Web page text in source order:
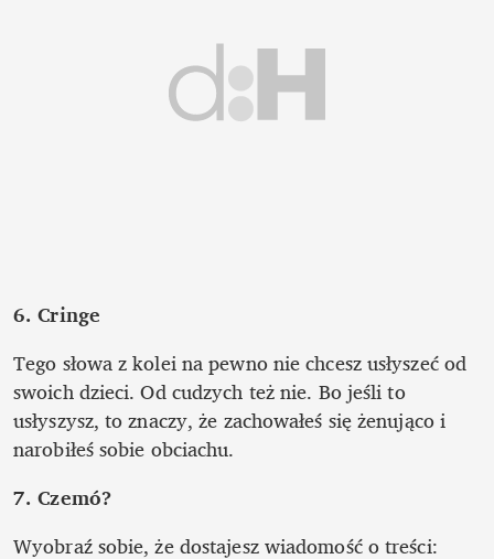
6. Cringe
Tego słowa z kolei na pewno nie chcesz usłyszeć od
swoich dzieci. Od cudzych też nie. Bo jeśli to
usłyszysz, to znaczy, że zachowałeś się żenująco i
narobiłeś sobie obciachu.
7. Czemó?
Wyobraź sobie, że dostajesz wiadomość o treści: